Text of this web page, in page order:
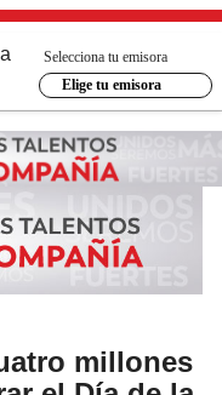
Selecciona tu emisora
Elige tu emisora
millones